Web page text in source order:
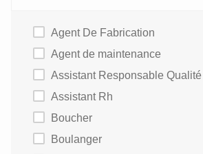
Agent De Fabrication
Agent de maintenance
Assistant Responsable Qualité
Assistant Rh
Boucher
Boulanger